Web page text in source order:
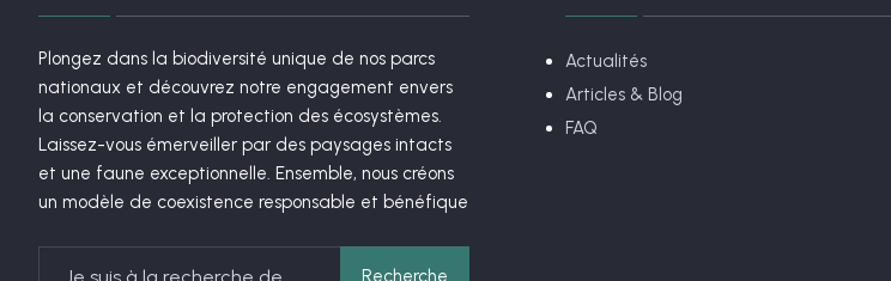
Plongez dans la biodiversité unique de nos parcs
nationaux et découvrez notre engagement envers
la conservation et la protection des écosystèmes.
Laissez-vous émerveiller par des paysages intacts
et une faune exceptionnelle. Ensemble, nous créons
un modèle de coexistence responsable et bénéfique
Recherche
Actualités
Articles & Blog
FAQ